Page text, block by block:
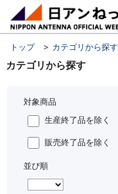
カテゴリから探す
トップ > カテゴリから探す
対象商品
生産終了品を除く
販売終了品を除く
並び順